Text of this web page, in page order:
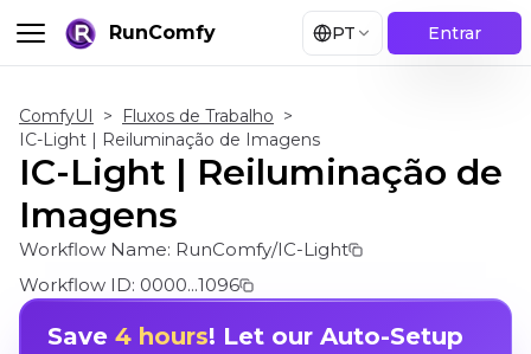
RunComfy PT Entrar
ComfyUI > Fluxos de Trabalho >
IC-Light | Reiluminação de Imagens
IC-Light | Reiluminação de
Imagens
Workflow Name: RunComfy/IC-Light
Workflow ID: 0000...1096
Save 4 hours! Let our Auto-Setup